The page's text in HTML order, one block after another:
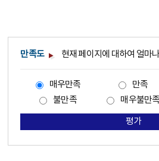
만족도 현재 페이지에 대하여 얼마
매우만족 만족
불만족
매우불만족
평가